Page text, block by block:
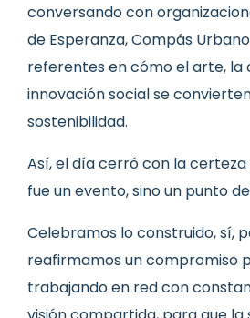
conversando con
de Esperanza, Compás
referentes en cómo el arte, la
innovación social se
sostenibilidad.
Así, el día cerró con la certeza
fue un evento, sino un punto
Celebramos lo construido, sí,
reafirmamos un compromiso
trabajando en red con